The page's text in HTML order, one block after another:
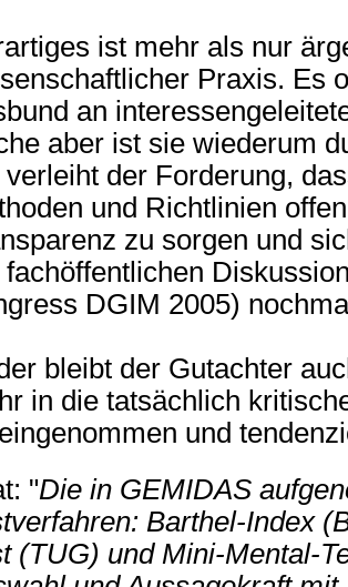
ist mehr als nur
Praxis. Es
an
aber ist sie wiederum
verleiht der Forderung,
und Richtlinien
zu sorgen und
fachöffentlichen
DGIM 2005)
bleibt der Gutachter
in die tatsächlich
und
"Die in GEMIDAS
Barthel-Index
(TUG) und Mini-Mental-